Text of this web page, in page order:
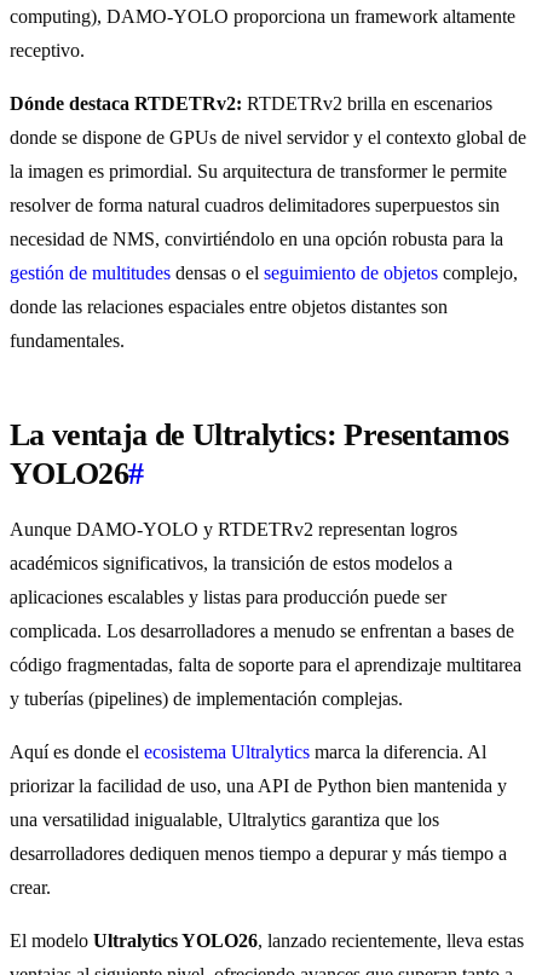
computing), DAMO-YOLO proporciona un framework altamente
receptivo.
Dónde destaca RTDETRv2: RTDETRv2 brilla en escenarios
donde se dispone de GPUs de nivel servidor y el contexto global de
la imagen es primordial. Su arquitectura de transformer le permite
resolver de forma natural cuadros delimitadores superpuestos sin
necesidad de NMS, convirtiéndolo en una opción robusta para la
gestión de multitudes densas o el seguimiento de objetos complejo,
donde las relaciones espaciales entre objetos distantes son
fundamentales.
La ventaja de Ultralytics: Presentamos
YOLO26#
Aunque DAMO-YOLO y RTDETRv2 representan logros
académicos significativos, la transición de estos modelos a
aplicaciones escalables y listas para producción puede ser
complicada. Los desarrolladores a menudo se enfrentan a bases de
código fragmentadas, falta de soporte para el aprendizaje multitarea
y tuberías (pipelines) de implementación complejas.
Aquí es donde el ecosistema Ultralytics marca la diferencia. Al
priorizar la facilidad de uso, una API de Python bien mantenida y
una versatilidad inigualable, Ultralytics garantiza que los
desarrolladores dediquen menos tiempo a depurar y más tiempo a
crear.
El modelo Ultralytics YOLO26, lanzado recientemente, lleva estas